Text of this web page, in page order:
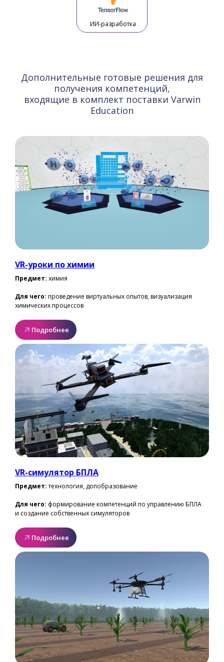
ИИ-разработка
Дополнительные готовые решения для
получения компетенций,
входящие в комплект поставки Varwin
Education
VR-уроки по химии
Предмет: химия
Для чего: проведение виртуальных опытов, визуализация
химических процессов
Подробнее
VR-симулятор БПЛА
Предмет:технология, допобразование
Для чего: формирование компетенций по управлению БПЛА
и создание собственных симуляторов
Подробнее